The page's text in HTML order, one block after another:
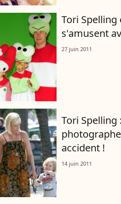
Tori Spelling
s'amusent
27 juin 2011
Tori Spelling
accident !
14 juin 2011